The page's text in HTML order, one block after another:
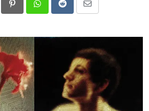
PinterestWhatsappRedditShare
Email